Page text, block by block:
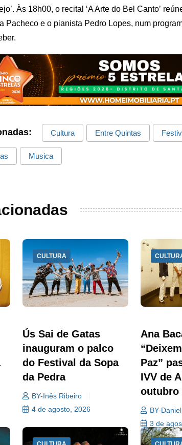
Às 18h00, o recital ‘A Arte do Bel Canto’
Pacheco e o pianista Pedro Lopes, num
Cultura Entre Quintas
Musica
CULTURA
Ús Sai de Gatas
inauguram o palco
do Festival da Sopa
da Pedra
BY-Inês Ribeiro
4 de agosto, 2026
Ana
Paz”
IVV de
outubro
BY-
3 de